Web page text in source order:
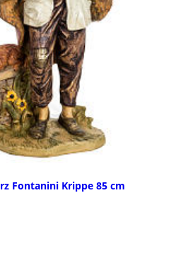
Fontanini Krippe 85 cm